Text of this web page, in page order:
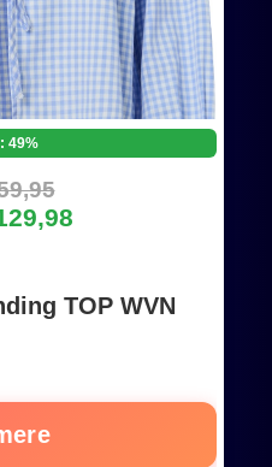
49%
TOP WVN